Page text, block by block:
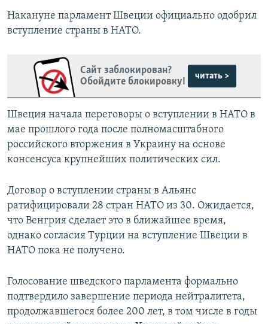
Накануне парламент Швеции официально одобрил
вступление страны в НАТО.
Сайт заблокирован?
Обойдите блокировку!
читать >
Швеция начала переговоры о вступлении в НАТО в
мае прошлого года после полномасштабного
российского вторжения в Украину на основе
консенсуса крупнейших политических сил.
Договор о вступлении страны в Альянс
ратифицировали 28 стран НАТО из 30. Ожидается,
что Венгрия сделает это в ближайшее время,
однако согласия Турции на вступление Швеции в
НАТО пока не получено.
Голосование шведского парламента формально
подтвердило завершение периода нейтралитета,
продолжавшегося более 200 лет, в том числе в годы